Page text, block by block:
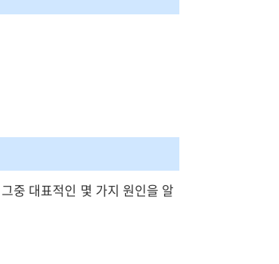
중 대표적인 몇 가지 원인을 알